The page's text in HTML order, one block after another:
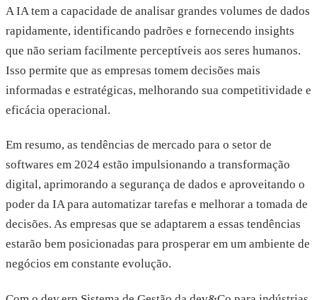
A IA tem a capacidade de analisar grandes volumes de dados
rapidamente, identificando padrões e fornecendo insights
que não seriam facilmente perceptíveis aos seres humanos.
Isso permite que as empresas tomem decisões mais
informadas e estratégicas, melhorando sua competitividade e
eficácia operacional.
Em resumo, as tendências de mercado para o setor de
softwares em 2024 estão impulsionando a transformação
digital, aprimorando a segurança de dados e aproveitando o
poder da IA para automatizar tarefas e melhorar a tomada de
decisões. As empresas que se adaptarem a essas tendências
estarão bem posicionadas para prosperar em um ambiente de
negócios em constante evolução.